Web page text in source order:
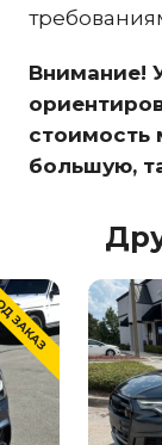
Внимание!
стоимость
большую,